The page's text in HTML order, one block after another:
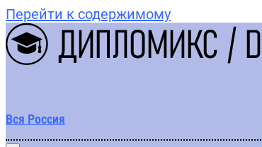
Перейти к содержимому
Вся Россия